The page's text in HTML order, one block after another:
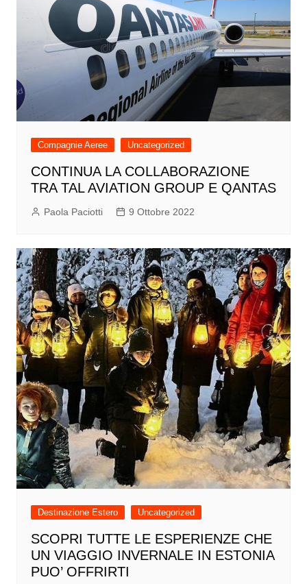
Compagnie Aeree Uncategorized
CONTINUA LA COLLABORAZIONE
TRA TAL AVIATION GROUP E QANTAS
Paola Paciotti 9 Ottobre 2022
Destinazione Estero Uncategorized
SCOPRI TUTTE LE ESPERIENZE CHE
UN VIAGGIO INVERNALE IN ESTONIA
PUO’ OFFRIRTI